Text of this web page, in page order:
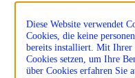
Diese Website verwendet
Cookies, die keine
bereits installiert. Mit Ihrer
Cookies setzen, um Ihre
über Cookies erfahren Sie